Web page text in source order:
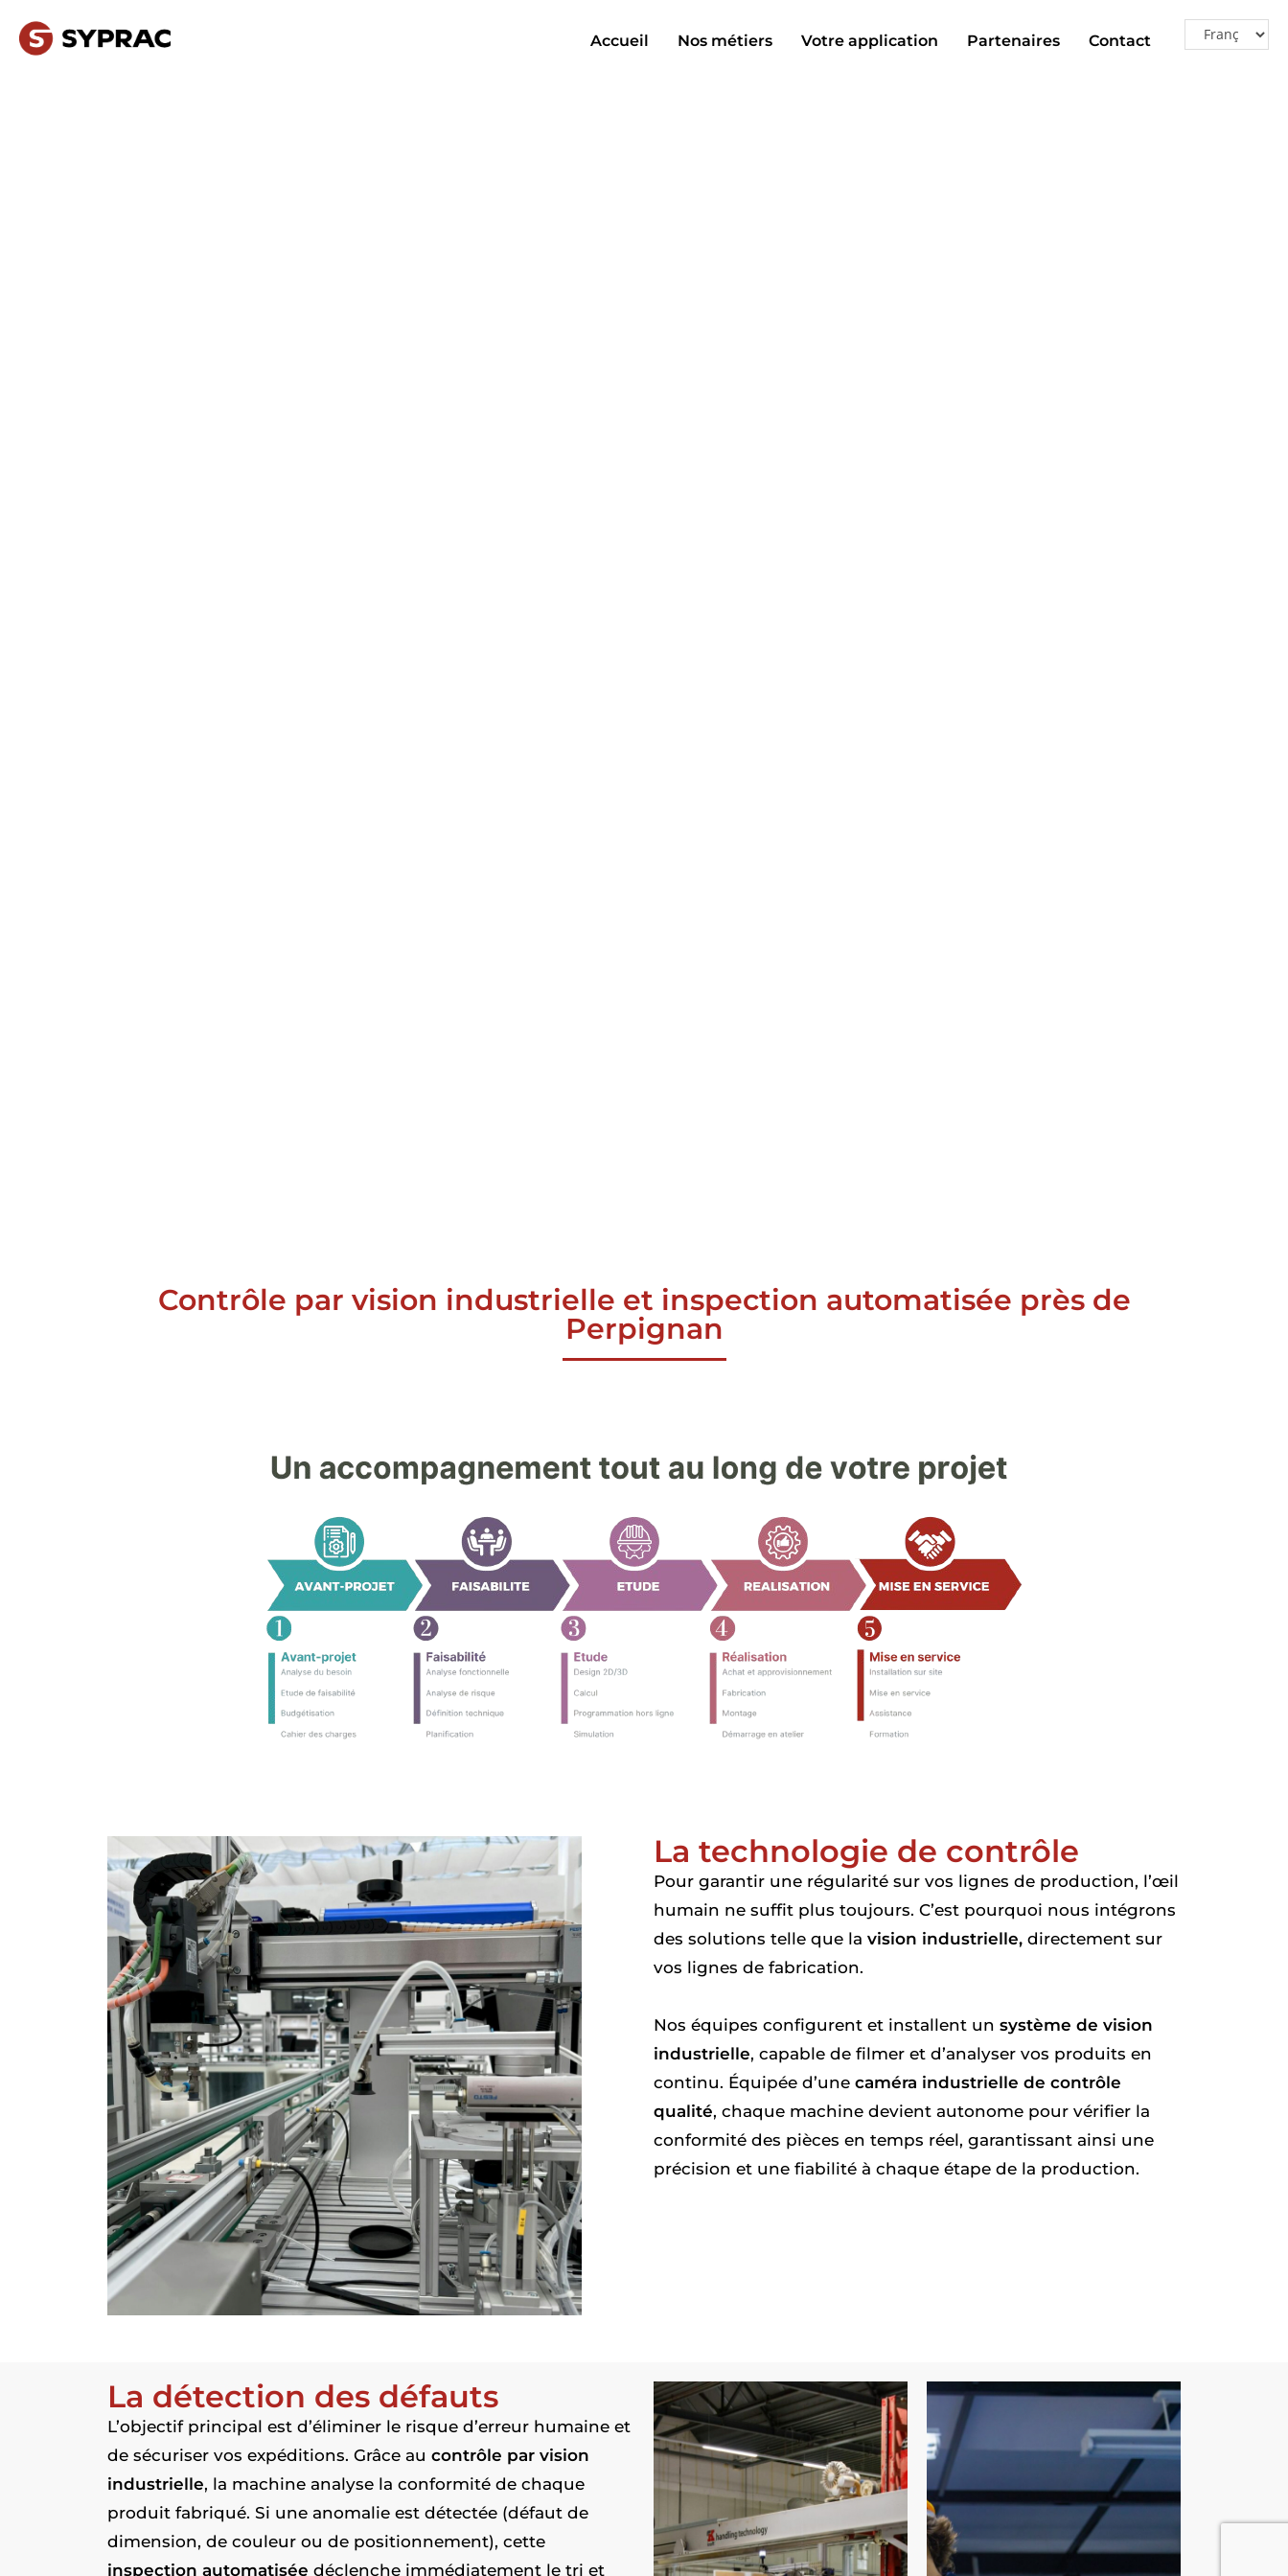
Accueil Nos métiers Votre application Partenaires Contact
Contrôle par vision industrielle et inspection automatisée près de
Perpignan
La technologie de contrôle
Pour garantir une régularité sur vos lignes de production, l’œil
humain ne suffit plus toujours. C’est pourquoi nous intégrons
des solutions telle que la vision industrielle, directement sur
vos lignes de fabrication.
Nos équipes configurent et installent un système de vision
industrielle, capable de filmer et d’analyser vos produits en
continu. Équipée d’une caméra industrielle de contrôle
qualité, chaque machine devient autonome pour vérifier la
conformité des pièces en temps réel, garantissant ainsi une
précision et une fiabilité à chaque étape de la production.
La détection des défauts
L’objectif principal est d’éliminer le risque d’erreur humaine et
de sécuriser vos expéditions. Grâce au contrôle par vision
industrielle, la machine analyse la conformité de chaque
produit fabriqué. Si une anomalie est détectée (défaut de
dimension, de couleur ou de positionnement), cette
inspection automatisée déclenche immédiatement le tri et